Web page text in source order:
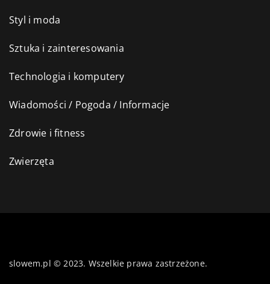
Styl i moda
Sztuka i zainteresowania
Technologia i komputery
Wiadomości / Pogoda / Informacje
Zdrowie i fitness
Zwierzęta
slowem.pl © 2023. Wszelkie prawa zastrzeżone.